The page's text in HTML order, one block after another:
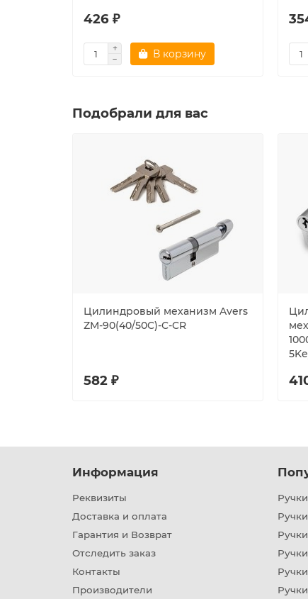
426 ₽
В корзину
Подобрали для вас
Цилиндровый механизм Avers
ZM-90(40/50C)-C-CR
582 ₽
Информация
Реквизиты
Доставка и оплата
Гарантия и Возврат
Отследить заказ
Контакты
Производители